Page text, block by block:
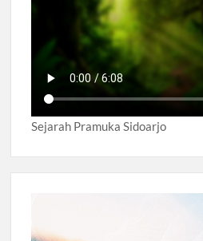
Sejarah Pramuka Sidoarjo